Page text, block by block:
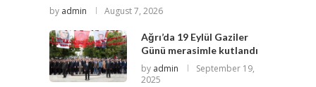
by admin August 7, 2026
Ağrı’da 19 Eylül Gaziler
Günü merasimle kutlandı
by admin
September 19,
2025